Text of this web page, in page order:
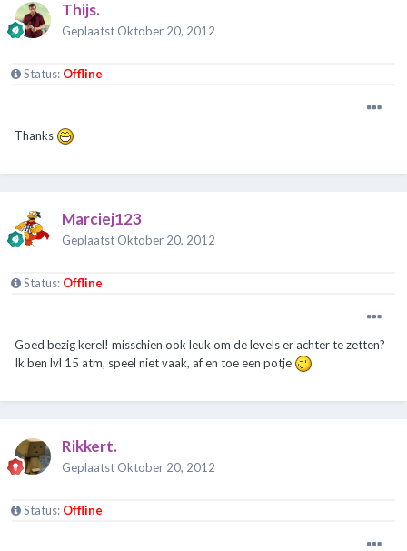
Thijs.
Geplaatst Oktober 20, 2012
Status: Offline
Thanks
Marciej123
Geplaatst Oktober 20, 2012
Status: Offline
Goed bezig kerel! misschien ook leuk om de levels er achter te zetten?
Ik ben lvl 15 atm, speel niet vaak, af en toe een potje
Rikkert.
Geplaatst Oktober 20, 2012
Status: Offline